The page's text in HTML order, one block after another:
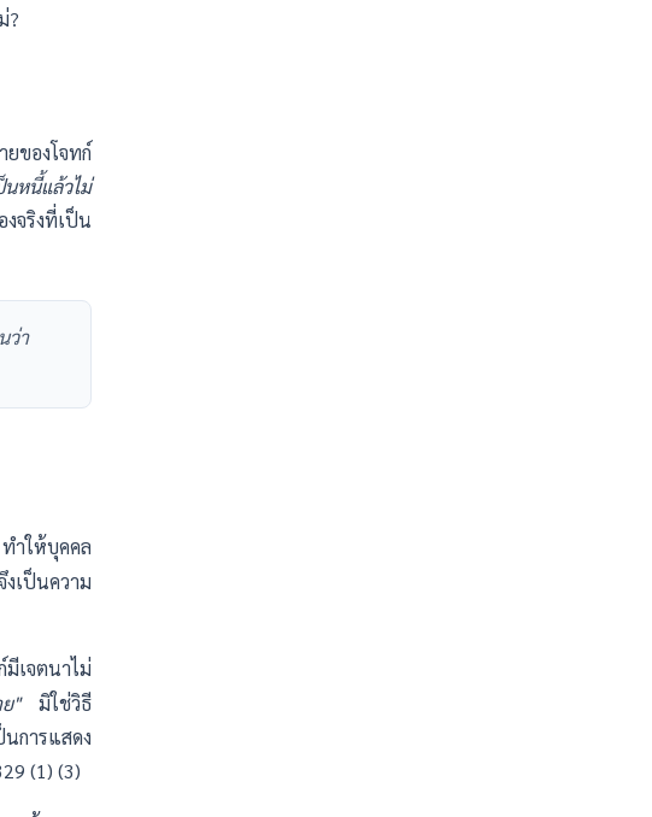
?
ของโจทก์
นหนี้แล้วไม่
จริงที่เป็น
ว่า
ำให้บุคคล
เป็นความ
มีเจตนาไม่
"มิใช่วิธี
การแสดง
(1) (3)